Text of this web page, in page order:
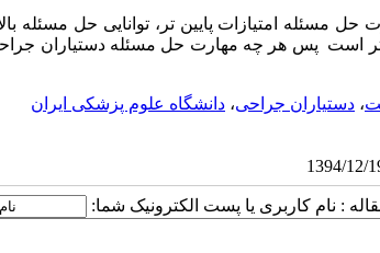
حل مسئله امتیازات پایین تر، توانایی حل مسئله
است پس هر چه مهارت حل مسئله دستیاران
، دستیاران جراحی، دانشگاه علوم پزشکی ایران
: نام کاربری یا پست الکترونیک شما: